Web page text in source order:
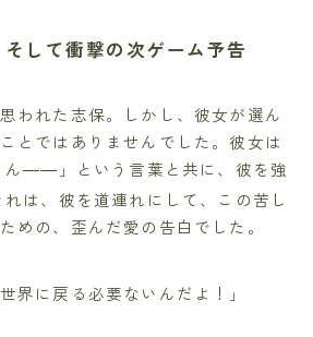
して衝撃の次ゲーム予告
われた志保。しかし、彼女が選ん
とではありませんでした。彼女は
ん――」という言葉と共に、彼を強
れは、彼を道連れにして、この苦し
めの、歪んだ愛の告白でした。
界に戻る必要ないんだよ！」